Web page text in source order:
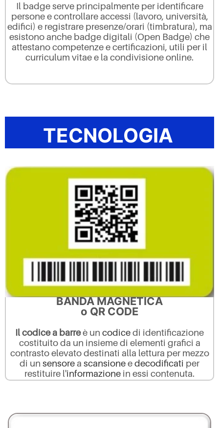
Il badge serve principalmente per identificare
persone e controllare accessi (lavoro, università,
edifici) e registrare presenze/orari (timbratura), ma
esistono anche badge digitali (Open Badge) che
attestano competenze e certificazioni, utili per il
curriculum vitae e la condivisione online.
TECNOLOGIA
BANDA MAGNETICA
o QR CODE
Il codice a barreè un codicedi identificazione
costituito da un insieme di elementi grafici a
contrasto elevato destinati alla lettura per mezzo
di un sensorea scansioneedecodificati per
restituire l'informazione in essi contenuta.